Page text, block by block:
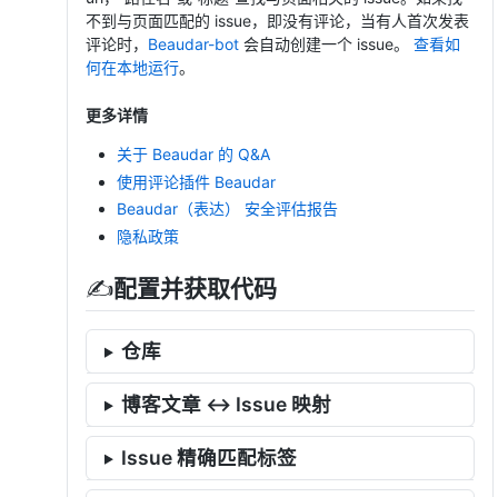
不到与页面匹配的 issue，即没有评论，当有人首次发表
评论时， Beaudar-bot 会自动创建一个 issue。 查看如
何在本地运行。
更多详情
关于 Beaudar 的 Q&A
使用评论插件 Beaudar
Beaudar（表达） 安全评估报告
隐私政策
✍配置并获取代码
仓库
博客文章 ↔️ Issue 映射
Issue 精确匹配标签